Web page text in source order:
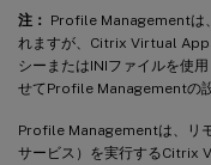
注：
Profile Managementは
れますが、Citrix Virtual
シーまたはINIファイルを使
せてProfile Managementの
Profile Managementは、リ
サービス）を実行するCitrix